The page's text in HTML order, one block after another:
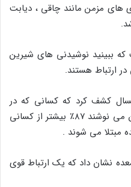
های مزمن مانند چاقی ، دیابت
ببینید نوشیدنی های شیرین
ارتباط هستند.
در بیش از ۶۰،۰۰۰ بزرگسال کشف کرد که کسانی که در
هفته ۲ یا بیشتر نوشابه های شیرین می نوشند ۸۷٪ بیشتر از کسانی
مبتلا می شوند .
نشان داد که یک ارتباط قوی